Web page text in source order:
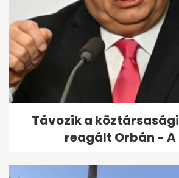
Egy hétig
ellenőrzést
közutakon
Távozik a
reagált Orbán - A